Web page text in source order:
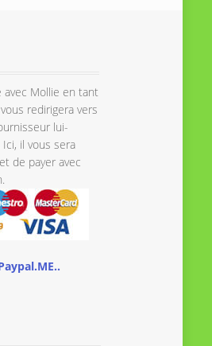
avec Mollie en tant
redirigera vers
lui-
il vous sera
de payer avec